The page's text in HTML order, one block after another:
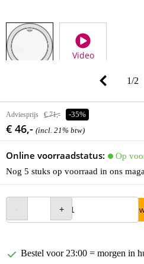
Video
1/2
Adviesprijs € 71,- -35%
€ 46,- (incl. 21% btw)
Online voorraadstatus:
Op
Nog 5 stuks op voorraad in ons
In
Bestel voor 23:00 = morgen in